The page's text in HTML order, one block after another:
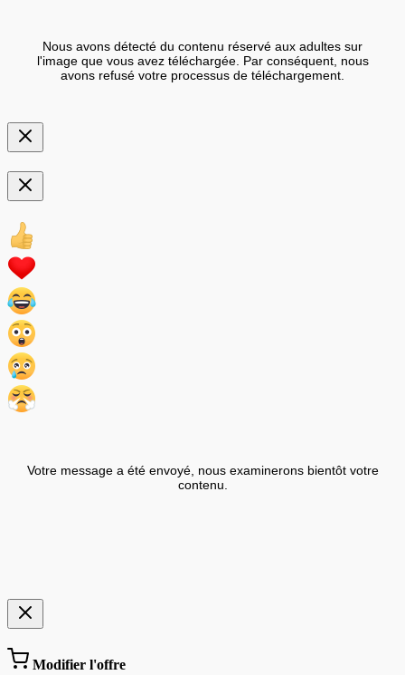
Nous avons détecté du contenu réservé aux adultes sur
l'image que vous avez téléchargée. Par conséquent, nous
avons refusé votre processus de téléchargement.
Votre message a été envoyé, nous examinerons bientôt votre
contenu.
Modifier l'offre